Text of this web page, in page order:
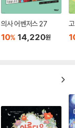
의사 어벤저스 27
10% 14,220원